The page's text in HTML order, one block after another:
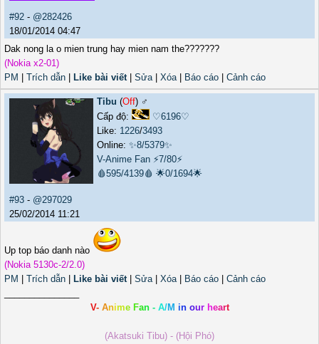
#92 - @282426
18/01/2014 04:47
Dak nong la o mien trung hay mien nam the???????
(Nokia x2-01)
PM
Trích dẫn Like bài viết| Sửa| Xóa| Báo cáo Cảnh cáo
Tibu (Off) ♂️
Cấp độ:
♡6196♡
Like: 1226/3493
Online: ✨8/5379✨
V-Anime Fan ⚡7/80⚡
🩸595/4139🩸 🌟0/1694🌟
#93 - @297029
25/02/2014 11:21
Up top báo danh nào
(Nokia 5130c-2/2.0)
PM
Trích dẫn Like bài viết| Sửa| Xóa| Báo cáo
Cảnh cáo
V- Anime Fan - A/M in our heart
(Akatsuki Tibu) - (Hội Phó)